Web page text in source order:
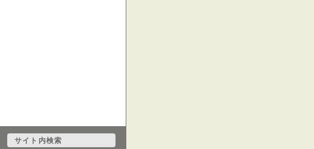
サイト内検索